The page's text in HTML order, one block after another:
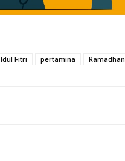
Idul Fitri pertamina Ramadhan